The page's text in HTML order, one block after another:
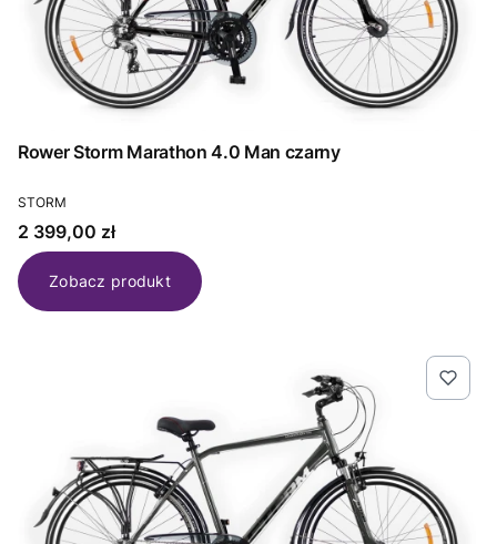
Rower Storm Marathon 4.0 Man czarny
PRODUCENT
STORM
Cena
2 399,00 zł
Zobacz produkt